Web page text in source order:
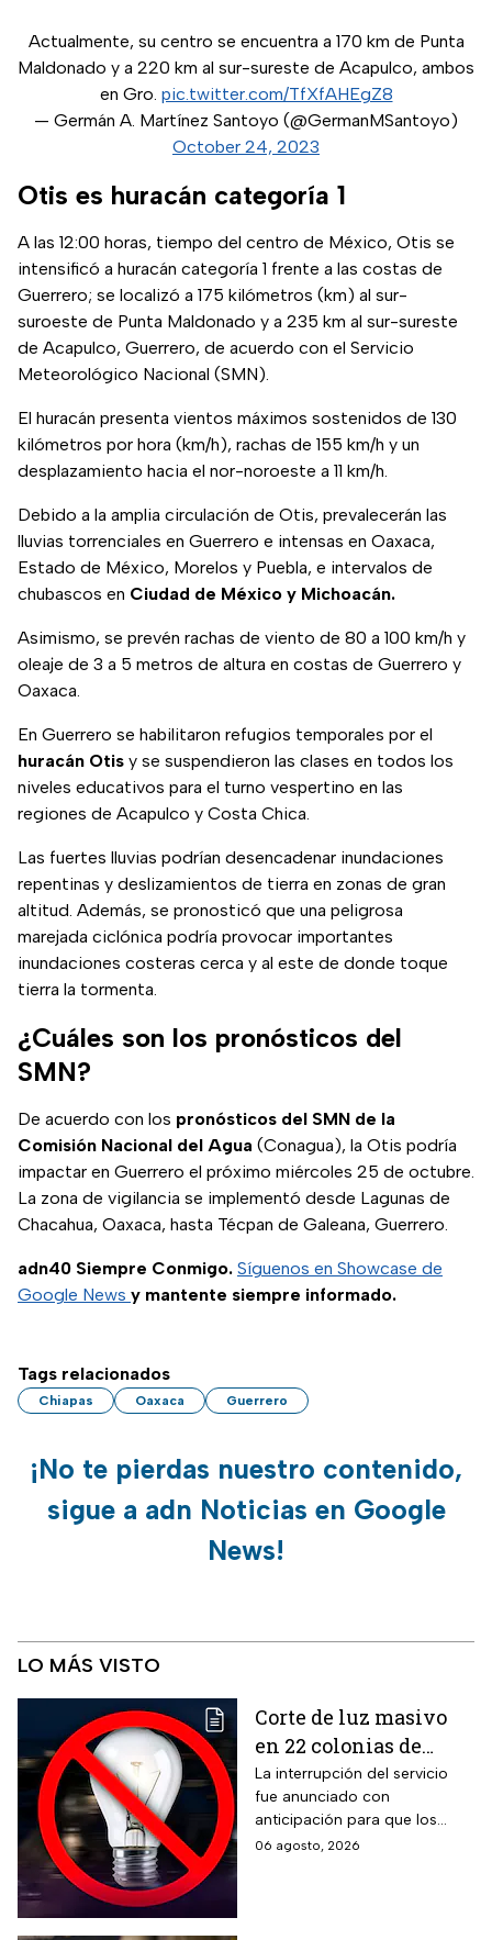
Actualmente, su centro se encuentra a 170 km de Punta
Maldonado y a 220 km al sur-sureste de Acapulco, ambos
en Gro. pic.twitter.com/TfXfAHEgZ8
— Germán A. Martínez Santoyo (@GermanMSantoyo)
October 24, 2023
Otis es huracán categoría 1
A las 12:00 horas, tiempo del centro de México, Otis se
intensificó a huracán categoría 1 frente a las costas de
Guerrero; se localizó a 175 kilómetros (km) al sur-
suroeste de Punta Maldonado y a 235 km al sur-sureste
de Acapulco, Guerrero, de acuerdo con el Servicio
Meteorológico Nacional (SMN).
El huracán presenta vientos máximos sostenidos de 130
kilómetros por hora (km/h), rachas de 155 km/h y un
desplazamiento hacia el nor-noroeste a 11 km/h.
Debido a la amplia circulación de Otis, prevalecerán las
lluvias torrenciales en Guerrero e intensas en Oaxaca,
Estado de México, Morelos y Puebla, e intervalos de
chubascos en Ciudad de México y Michoacán.
Asimismo, se prevén rachas de viento de 80 a 100 km/h y
oleaje de 3 a 5 metros de altura en costas de Guerrero y
Oaxaca.
En Guerrero se habilitaron refugios temporales por el
huracán Otis y se suspendieron las clases en todos los
niveles educativos para el turno vespertino en las
regiones de Acapulco y Costa Chica.
Las fuertes lluvias podrían desencadenar inundaciones
repentinas y deslizamientos de tierra en zonas de gran
altitud. Además, se pronosticó que una peligrosa
marejada ciclónica podría provocar importantes
inundaciones costeras cerca y al este de donde toque
tierra la tormenta.
¿Cuáles son los pronósticos del
SMN?
De acuerdo con los pronósticos del SMN de la
Comisión Nacional del Agua (Conagua), la Otis podría
impactar en Guerrero el próximo miércoles 25 de octubre.
La zona de vigilancia se implementó desde Lagunas de
Chacahua, Oaxaca, hasta Técpan de Galeana, Guerrero.
adn40 Siempre Conmigo. Síguenos en Showcase de
Google News y mantente siempre informado.
Tags relacionados
Chiapas Oaxaca Guerrero
¡No te pierdas nuestro contenido,
sigue a adn Noticias en Google
News!
LO MÁS VISTO
Corte de luz masivo
en 22 colonias de
México; zonas
afectadas hoy 7 de
agosto
La interrupción del servicio
fue anunciado con
anticipación para que los
usuarios puedan tomar las
06 agosto, 2026